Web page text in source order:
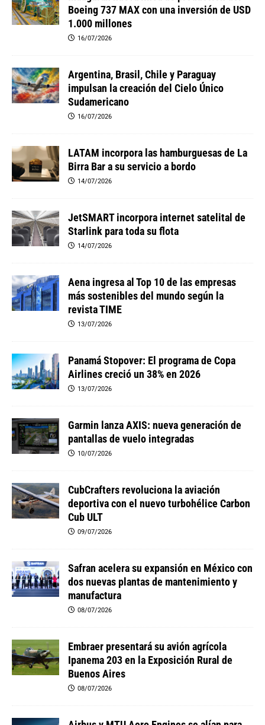
Boeing 737 MAX con una inversión de USD
1.000 millones
16/07/2026
Argentina, Brasil, Chile y Paraguay
impulsan la creación del Cielo Único
Sudamericano
16/07/2026
LATAM incorpora las hamburguesas de La
Birra Bar a su servicio a bordo
14/07/2026
JetSMART incorpora internet satelital de
Starlink para toda su flota
14/07/2026
Aena ingresa al Top 10 de las empresas
más sostenibles del mundo según la
revista TIME
13/07/2026
Panamá Stopover: El programa de Copa
Airlines creció un 38% en 2026
13/07/2026
Garmin lanza AXIS: nueva generación de
pantallas de vuelo integradas
10/07/2026
CubCrafters revoluciona la aviación
deportiva con el nuevo turbohélice Carbon
Cub ULT
09/07/2026
Safran acelera su expansión en México con
dos nuevas plantas de mantenimiento y
manufactura
08/07/2026
Embraer presentará su avión agrícola
Ipanema 203 en la Exposición Rural de
Buenos Aires
08/07/2026